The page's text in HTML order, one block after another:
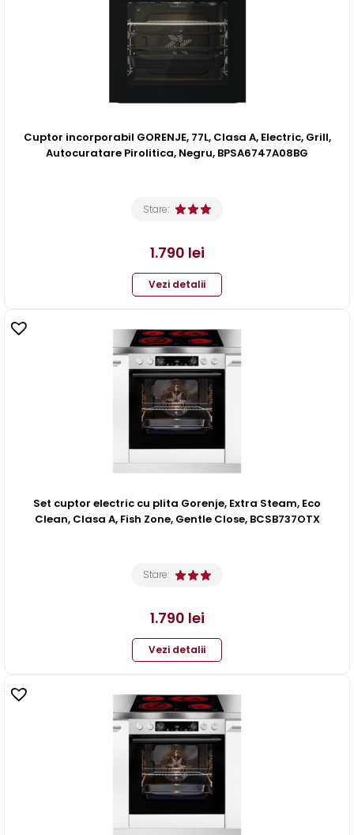
Cuptor incorporabil GORENJE, 77L, Clasa A, Electric, Grill,
Autocuratare Pirolitica, Negru, BPSA6747A08BG
Stare:
1.790 lei
Vezi detalii
Set cuptor electric cu plita Gorenje, Extra Steam, Eco
Clean, Clasa A, Fish Zone, Gentle Close, BCSB737OTX
Stare:
1.790 lei
Vezi detalii